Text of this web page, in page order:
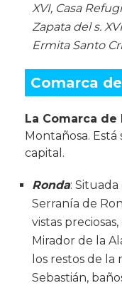
XVI, Casa
Zapata del s.
Ermita Santo
Comarca
La Comarca de
Montañosa.
capital.
Ronda:
Serranía de
vistas
Mirador de la
los restos de
Sebastián,